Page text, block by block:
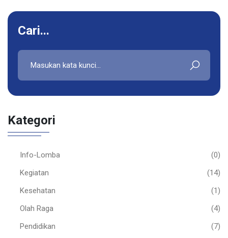
Cari...
Kategori
Info-Lomba
(0)
Kegiatan
(14)
Kesehatan
(1)
Olah Raga
(4)
Pendidikan
(7)